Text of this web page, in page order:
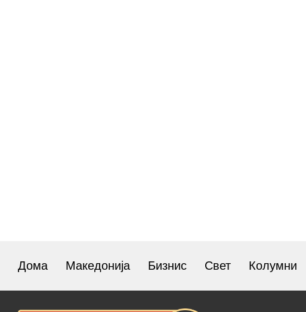
Дома Македонија Бизнис Свет Колумни